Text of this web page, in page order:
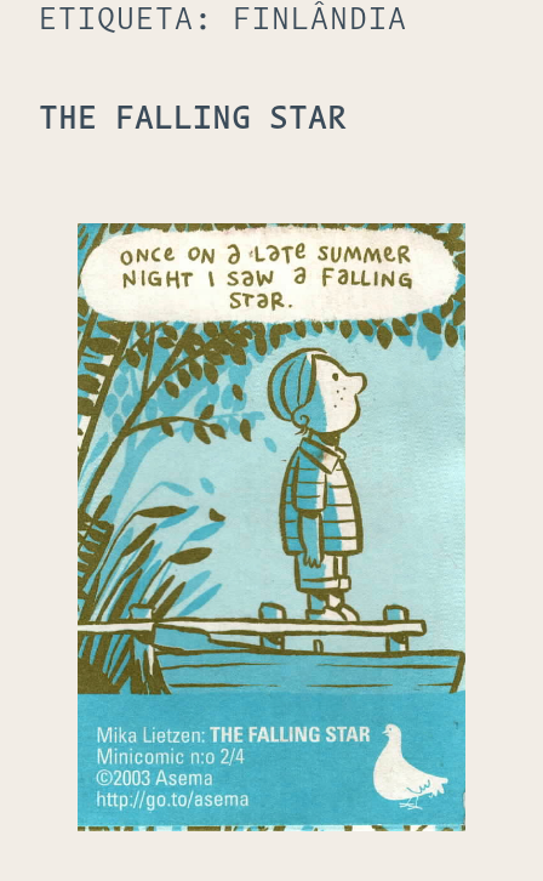
ETIQUETA: FINLÂNDIA
THE FALLING STAR